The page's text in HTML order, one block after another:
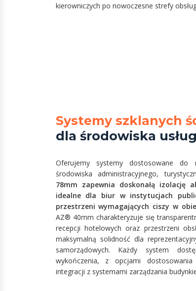
kierowniczych po nowoczesne strefy
Systemy szklanych
dla środowiska
Oferujemy systemy dostosowane do
środowiska administracyjnego,
78mm zapewnia doskonałą izolację
idealne dla biur w instytucjach
przestrzeni wymagających ciszy w
AZ® 40mm charakteryzuje się
recepcji hotelowych oraz przestrzeni
maksymalną solidność dla
samorządowych. Każdy system
wykończenia, z opcjami
integracji z systemami zarządzania